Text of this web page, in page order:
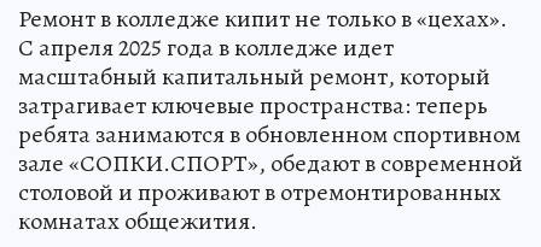
Ремонт в колледже кипит не только в «цехах».
С апреля 2025 года в колледже идет
масштабный капитальный ремонт, который
затрагивает ключевые пространства: теперь
ребята занимаются в обновленном спортивном
зале «СОПКИ.СПОРТ», обедают в современной
столовой и проживают в отремонтированных
комнатах общежития.